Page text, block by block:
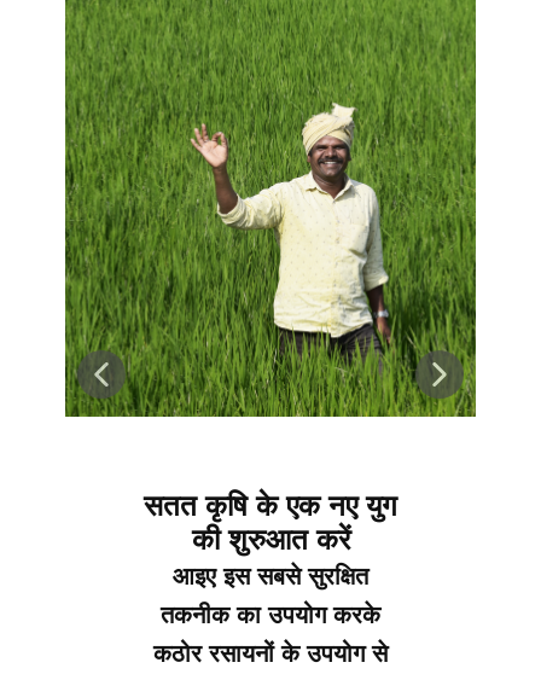
स्वस्थ और मजबूत टिलर
अधिकांश डेमो में ऑर्केस्ट्रा
फाइटोटोनिक और हरे रंग का
प्रभाव दिखाता है। ऑर्केस्ट्रा
उपचारित खेतों में किसानों ने